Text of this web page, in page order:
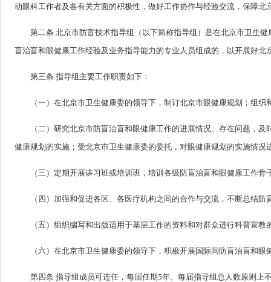
动眼科工作者及各有关方面的积极性，做好工作协作与经验交流，保障
第二条 北京市防盲技术指导组（以下简称指导组）是在北京市卫生
盲治盲和眼健康工作经验及业务指导能力的专业人员组成的，以开展好
第三条 指导组主要工作职责如下：
（一）在北京市卫生健康委的领导下，制订北京市眼健康规划；组
（二）研究北京市防盲治盲和眼健康工作的进展情况、存在问题，
健康规划的实施；受北京市卫生健康委的委托，对眼健康规划的实施情况
（三）定期开展讲习班或培训班，培训各级防盲治盲和眼健康工作骨
（四）加强和促进各区、各医疗机构之间的合作与交流，不断总结
（五）组织编写和出版适用于基层工作的资料和对群众进行科普宣
（六）在北京市卫生健康委的领导下，积极开展国际间防盲治盲和
第四条 指导组成员可连任，每届任期5年。每届指导组总人数原则